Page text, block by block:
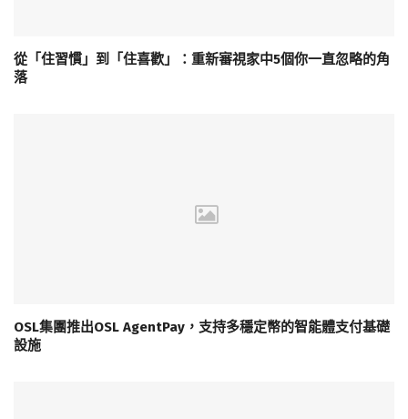
從「住習慣」到「住喜歡」：重新審視家中5個你一直忽略的角
落
OSL集團推出OSL AgentPay，支持多穩定幣的智能體支付基礎
設施